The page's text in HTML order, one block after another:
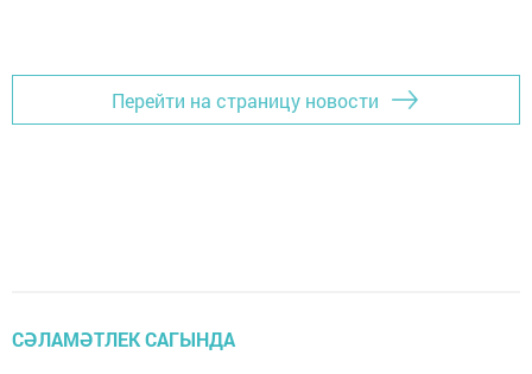
Перейти на страницу новости
СӘЛАМӘТЛЕК САГЫНДА